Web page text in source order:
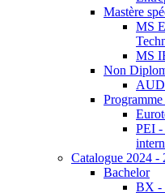
Mastère
MS
MS
Non
PEI -
Catalogue 2024 -
Bachelor
BX -